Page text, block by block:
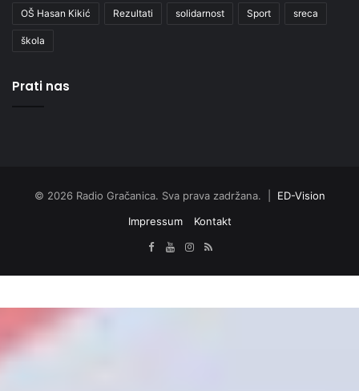
OŠ Hasan Kikić Rezultati solidarnost Sport sreca
škola
Prati nas
© 2026 Radio Gračanica. Sva prava zadržana. | ED-Vision
Impressum
Kontakt